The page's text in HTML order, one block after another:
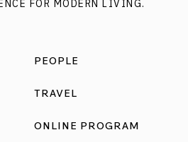
FOR MODERN LIVING.
PEOPLE
TRAVEL
ONLINE PROGRAM